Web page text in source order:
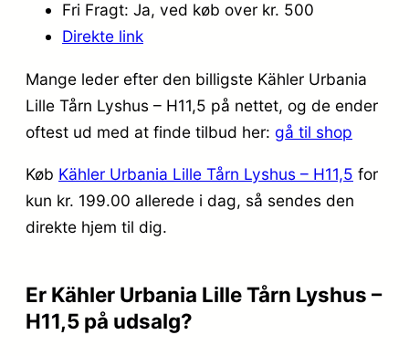
Fri Fragt: Ja, ved køb over kr. 500
Direkte link
Mange leder efter den billigste Kähler Urbania
Lille Tårn Lyshus – H11,5 på nettet, og de ender
oftest ud med at finde tilbud her: gå til shop
Køb Kähler Urbania Lille Tårn Lyshus – H11,5 for
kun kr. 199.00 allerede i dag, så sendes den
direkte hjem til dig.
Er Kähler Urbania Lille Tårn Lyshus –
H11,5 på udsalg?